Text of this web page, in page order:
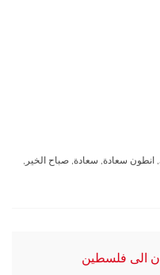
انطون سعادة سعادة صباح الخير
الى فلسطين